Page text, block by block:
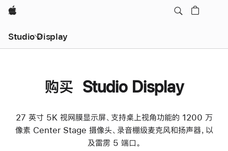
Apple
Studio Display
购买 Studio Display
27 英寸 5K 视网膜显示屏、支持桌上视角功能的 1200 万
像素 Center Stage 摄像头、录音棚级麦克风和扬声器，以
及雷雳 5 端口。